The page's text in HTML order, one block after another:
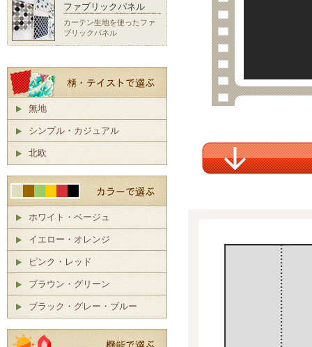
ファブリックパネル
カーテン生地を使ったファ
ブリックパネル
無地
シンプル・カジュアル
北欧
ホワイト・ベージュ
イエロー・オレンジ
ピンク・レッド
ブラウン・グリーン
ブラック・グレー・ブルー